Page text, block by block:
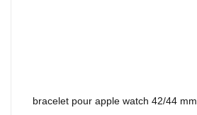
bracelet pour apple watch 42/44 mm